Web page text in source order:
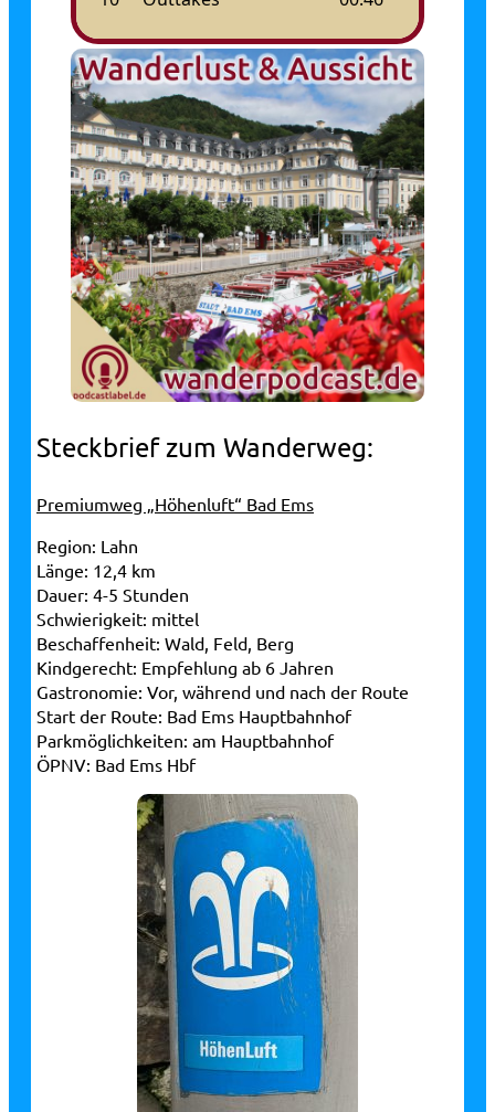
Steckbrief zum Wanderweg:
Premiumweg „Höhenluft“ Bad Ems
Region: Lahn
Länge: 12,4 km
Dauer: 4-5 Stunden
Schwierigkeit: mittel
Beschaffenheit: Wald, Feld, Berg
Kindgerecht: Empfehlung ab 6 Jahren
Gastronomie: Vor, während und nach der Route
Start der Route: Bad Ems Hauptbahnhof
Parkmöglichkeiten: am Hauptbahnhof
ÖPNV: Bad Ems Hbf